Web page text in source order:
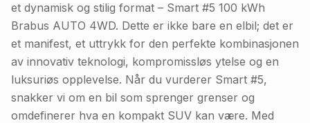
et dynamisk og stilig format – Smart #5 100 kWh
Brabus AUTO 4WD. Dette er ikke bare en elbil; det er
et manifest, et uttrykk for den perfekte kombinasjonen
av innovativ teknologi, kompromissløs ytelse og en
luksuriøs opplevelse. Når du vurderer Smart #5,
snakker vi om en bil som sprenger grenser og
omdefinerer hva en kompakt SUV kan være. Med